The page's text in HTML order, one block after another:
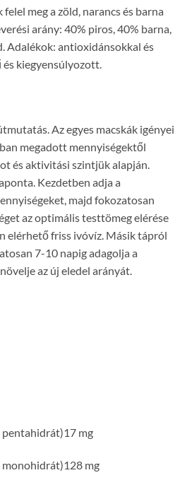
meg a zöld, narancs és barna
arány: 40% piros, 40% barna,
Adalékok: antioxidánsokkal és
és kiegyensúlyozott.
Az egyes macskák igényei
megadott mennyiségektől
és aktivitási szintjük alapján.
Kezdetben adja a
majd fokozatosan
az optimális testtömeg elérése
elérhető friss ivóvíz. Másik tápról
7-10 napig adagolja a
az új eledel arányát.
pentahidrát)17 mg
monohidrát)128 mg